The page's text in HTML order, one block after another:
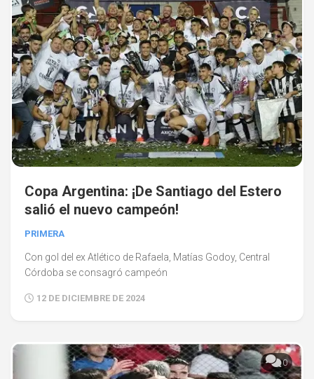
Copa Argentina: ¡De Santiago del Estero
salió el nuevo campeón!
PRIMERA
Con gol del ex Atlético de Rafaela, Matías Godoy, Central
Córdoba se consagró campeón
12 DE DICIEMBRE DE 2024
0